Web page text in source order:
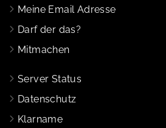
Meine Email Adresse
Darf der das?
Mitmachen
Server Status
Datenschutz
Klarname